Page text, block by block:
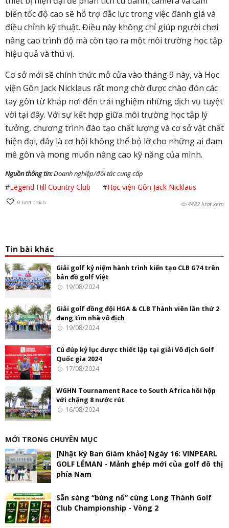
biến tốc độ cao sẽ hỗ trợ đắc lực trong việc đánh giá và
điều chỉnh kỹ thuật. Điều này không chỉ giúp người chơi
nâng cao trình độ mà còn tạo ra một môi trường học tập
hiệu quả và thú vị.
Cơ sở mới sẽ chính thức mở cửa vào tháng 9 này, và Học
viện Gôn Jack Nicklaus rất mong chờ được chào đón các
tay gôn từ khắp nơi đến trải nghiệm những dịch vụ tuyệt
vời tại đây. Với sự kết hợp giữa môi trường học tập lý
tưởng, chương trình đào tạo chất lượng và cơ sở vật chất
hiện đại, đây là cơ hội không thể bỏ lỡ cho những ai đam
mê gôn và mong muốn nâng cao kỹ năng của mình.
Nguồn thông tin:Doanh nghiệp/đối tác cung cấp
#Legend Hill Country Club #Học viện Gôn Jack Nicklaus
0 lượt thích 4482 lượt xem
Tin bài khác
Giải golf kỷ niệm hành trình kiến tạo CLB G74 trên
bản đồ golf Việt
19/08/2024
Giải golf đồng đội HGA & CLB Thành viên lần thứ 2
đang tìm nhà vô địch
19/08/2024
Cú đúp kỷ lục được thiết lập tại giải Vô địch Golf
Quốc gia 2024
17/08/2024
WGHN Tournament Race to South Africa hồi hộp
với chặng 8 nước rút
16/08/2024
MỚI TRONG CHUYÊN MỤC
[Nhật ký Ban Giám khảo] Ngày 16: VINPEARL
GOLF LÉMAN - Mảnh ghép mới của golf đô thị
phía Nam
Sẵn sàng “bùng nổ” cùng Long Thành Golf
Club Championship - Vòng 2